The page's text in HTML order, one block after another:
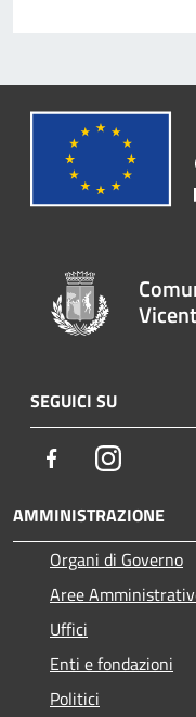
SEGUICI SU
FacebookInstagram
AMMINISTRAZIONE
Organi di Governo
Aree
Uffici
Enti e fondazioni
Politici